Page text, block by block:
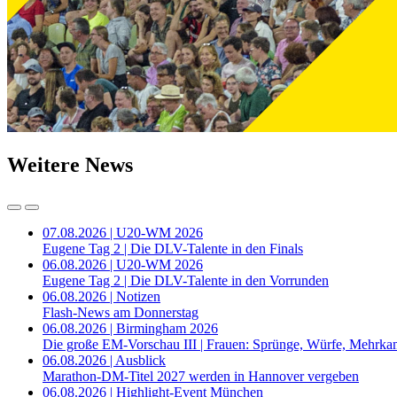
Weitere News
07.08.2026 | U20-WM 2026
Eugene Tag 2 | Die DLV-Talente in den Finals
06.08.2026 | U20-WM 2026
Eugene Tag 2 | Die DLV-Talente in den Vorrunden
06.08.2026 | Notizen
Flash-News am Donnerstag
06.08.2026 | Birmingham 2026
Die große EM-Vorschau III | Frauen: Sprünge, Würfe,
06.08.2026 | Ausblick
Marathon-DM-Titel 2027 werden in Hannover vergeben
06.08.2026 | Highlight-Event München